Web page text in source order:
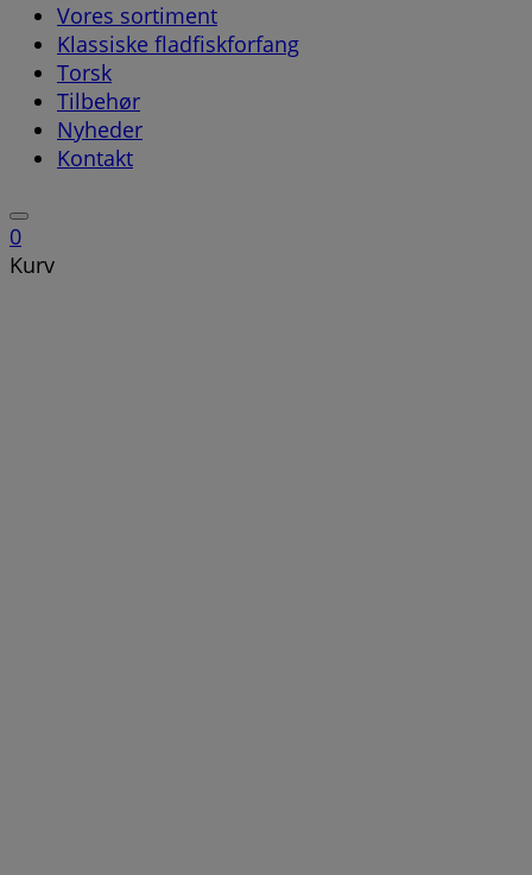
Vores sortiment
Klassiske fladfiskforfang
Torsk
Tilbehør
Nyheder
Kontakt
0
Kurv